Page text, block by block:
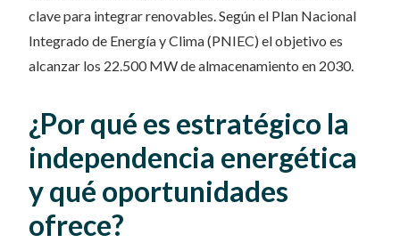
clave para integrar renovables. Según el Plan Nacional
Integrado de Energía y Clima (PNIEC) el objetivo es
alcanzar los 22.500 MW de almacenamiento en 2030.
¿Por qué es estratégico la
independencia energética
y qué oportunidades
ofrece?